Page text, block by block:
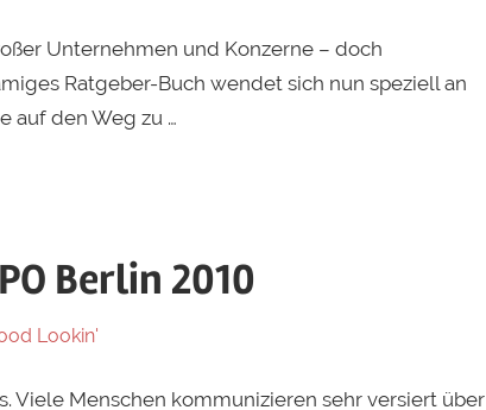
Unternehmen und Konzerne – doch
Ratgeber-Buch wendet sich nun speziell an
auf den Weg zu …
Berlin 2010
Lookin'
Viele Menschen kommunizieren sehr versiert über